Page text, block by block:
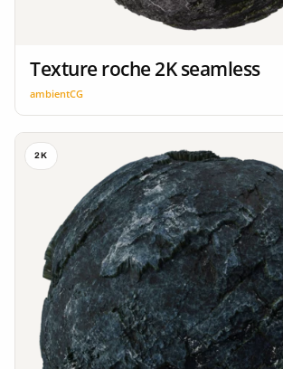
Texture roche 2K seamless
ambientCG
2K